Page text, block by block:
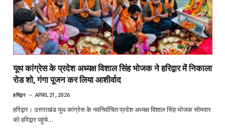
यूथ कांग्रेस के प्रदेश अध्यक्ष विशाल सिंह भोजक ने हरिद्वार में निकाला
रोड शो, गंगा पूजन कर लिया आशीर्वाद
हरिद्वार APRIL 21, 2026
हरिद्वार। उत्तराखंड यूथ कांग्रेस के नवनिर्वाचित प्रदेश अध्यक्ष विशाल सिंह भोजक सोमवार
को हरिद्वार पहुंचे…